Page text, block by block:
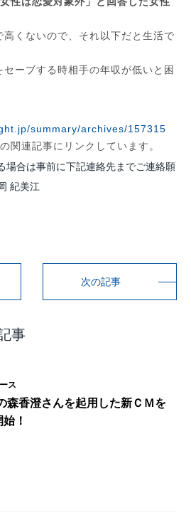
高くないので、それ以下だと生活で
セーブする時相手の年収が低いと困
summary/archives/157315
関連記事にリンクしています。
場合は事前に下記連絡先までご連絡願
紀美江
次の記事
事
ス
森香澄さんを起用した新ＣＭを
！